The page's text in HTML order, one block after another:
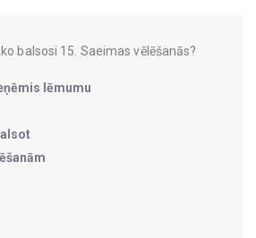
balsosi 15. Saeimas vēlēšanās?
lēmumu